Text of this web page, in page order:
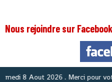
Nous rejoindre sur Facebook
8 Aout 2026. Merci pour votre